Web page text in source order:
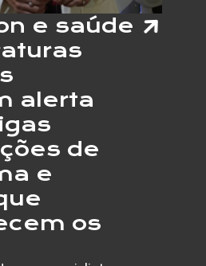
e saúde
alerta
de
e
os